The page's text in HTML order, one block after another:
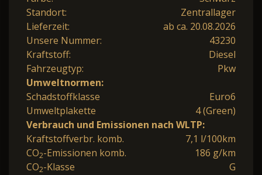
Standort:
Zentrallager
Lieferzeit:
ab ca. 20.08.2026
Unsere Nummer:
43230
Kraftstoff:
Diesel
Fahrzeugtyp:
Pkw
Umweltnormen:
Schadstoffklasse
Euro6
Umweltplakette
4 (Green)
Verbrauch und Emissionen nach WLTP:
Kraftstoffverbr. komb.
7,1 l/100km
CO2-Emissionen komb.
186 g/km
CO2-Klasse G